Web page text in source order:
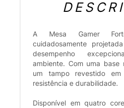
A Mesa Gamer
cuidadosamente
desempenho
ambiente. Com uma
um tampo revestido
resistência e durabilidade.
Disponível em quatro